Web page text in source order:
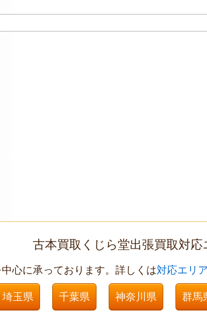
古本買取くじら堂出張買取対応
心に承っております。詳しくは対応エリア
埼玉県 千葉県 神奈川県 群馬